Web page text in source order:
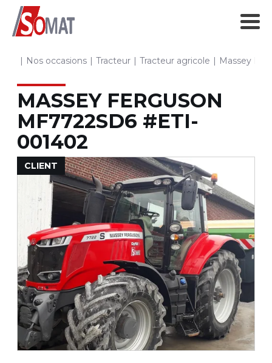
Nos occasions Tracteur Tracteur agricole Massey
MASSEY FERGUSON
MF7722SD6 #ETI-
001402
CLIENT